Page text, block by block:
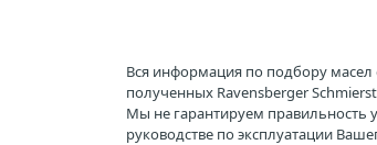
Вся информация по подбору
полученных Ravensberger
Мы не гарантируем правильность
руководстве по эксплуатации